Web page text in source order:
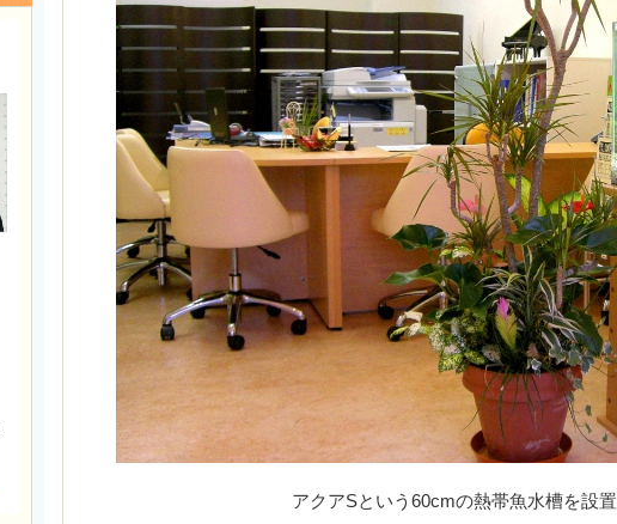
アクアSという 60cmの熱帯魚水槽を設